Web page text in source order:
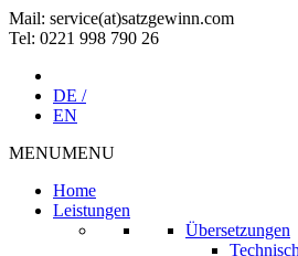
Mail: service(at)satz­gewinn.com
Tel: 0221 998 790 26
DE /
EN
MENUMENU
Home
Leistungen
Übersetzungen